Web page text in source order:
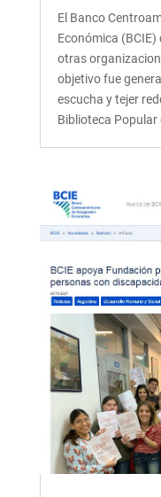
El Banco
Económica
otras
objetivo fue
escucha y tejer
Biblioteca Popular